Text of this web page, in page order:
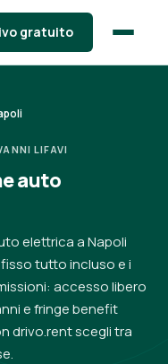
gratuito
LIFAVI
auto
elettrica a Napoli
tutto incluso e i
accesso libero
e fringe benefit
drivo.rent scegli tra